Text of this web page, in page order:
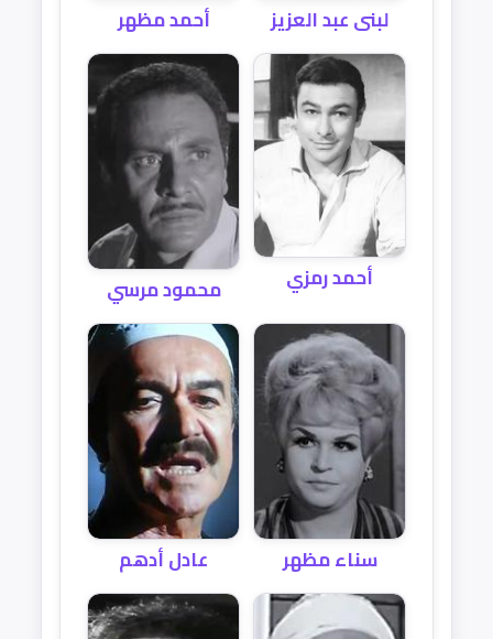
لبنى عبد العزيز أحمد مظهر
أحمد رمزي محمود مرسي
سناء مظهر عادل أدهم